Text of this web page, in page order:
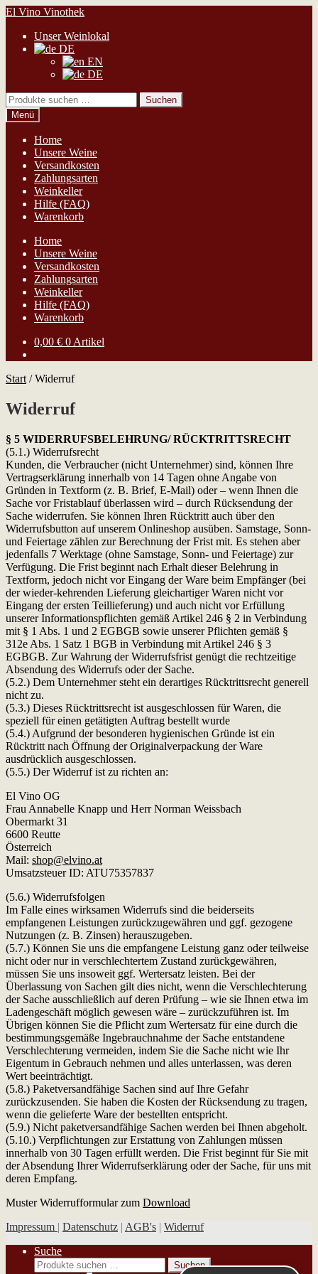
Zur
springen
Zum
springen
El Vino Vinothek
Unser Weinlokal
DE
EN
DE
Suchen
nach:
Suchen
Menü
Home
Unsere Weine
Versandkosten
Zahlungsarten
Weinkeller
Hilfe (FAQ)
Warenkorb
Home
Unsere Weine
Versandkosten
Zahlungsarten
Weinkeller
Hilfe (FAQ)
Warenkorb
0,00 € 0 Artikel
Start /Widerruf
Widerruf
§ 5 WIDERRUFSBELEHRUNG/ RÜCKTRITTSRECHT
(5.1.) Widerrufsrecht
Kunden, die Verbraucher (nicht Unternehmer) sind, können Ihre
Vertragserklärung innerhalb von 14 Tagen ohne Angabe von
Gründen in Textform (z. B. Brief, E-Mail) oder – wenn Ihnen die
Sache vor Fristablauf überlassen wird – durch Rücksendung der
Sache widerrufen. Sie können Ihren Rücktritt auch über den
Widerrufsbutton auf unserem Onlineshop ausüben. Samstage, Sonn-
und Feiertage zählen zur Berechnung der Frist mit. Es stehen aber
jedenfalls 7 Werktage (ohne Samstage, Sonn- und Feiertage) zur
Verfügung. Die Frist beginnt nach Erhalt dieser Belehrung in
Textform, jedoch nicht vor Eingang der Ware beim Empfänger (bei
der wieder-kehrenden Lieferung gleichartiger Waren nicht vor
Eingang der ersten Teillieferung) und auch nicht vor Erfüllung
unserer Informationspflichten gemäß Artikel 246 § 2 in Verbindung
mit § 1 Abs. 1 und 2 EGBGB sowie unserer Pflichten gemäß §
312e Abs. 1 Satz 1 BGB in Verbindung mit Artikel 246 § 3
EGBGB. Zur Wahrung der Widerrufsfrist genügt die rechtzeitige
Absendung des Widerrufs oder der Sache.
(5.2.) Dem Unternehmer steht ein derartiges Rücktrittsrecht generell
nicht zu.
(5.3.) Dieses Rücktrittsrecht ist ausgeschlossen für Waren, die
speziell für einen getätigten Auftrag bestellt wurde
(5.4.) Aufgrund der besonderen hygienischen Gründe ist ein
Rücktritt nach Öffnung der Originalverpackung der Ware
ausdrücklich ausgeschlossen.
(5.5.) Der Widerruf ist zu richten an:
El Vino OG
Frau Annabelle Knapp und Herr Norman Weissbach
Obermarkt 31
6600 Reutte
Österreich
Mail: shop@elvino.at
Umsatzsteuer ID: ATU75357837
(5.6.) Widerrufsfolgen
Im Falle eines wirksamen Widerrufs sind die beiderseits
empfangenen Leistungen zurückzugewähren und ggf. gezogene
Nutzungen (z. B. Zinsen) herauszugeben.
(5.7.) Können Sie uns die empfangene Leistung ganz oder teilweise
nicht oder nur in verschlechtertem Zustand zurückgewähren,
müssen Sie uns insoweit ggf. Wertersatz leisten. Bei der
Überlassung von Sachen gilt dies nicht, wenn die Verschlechterung
der Sache ausschließlich auf deren Prüfung – wie sie Ihnen etwa im
Ladengeschäft möglich gewesen wäre – zurückzuführen ist. Im
Übrigen können Sie die Pflicht zum Wertersatz für eine durch die
bestimmungsgemäße Ingebrauchnahme der Sache entstandene
Verschlechterung vermeiden, indem Sie die Sache nicht wie Ihr
Eigentum in Gebrauch nehmen und alles unterlassen, was deren
Wert beeinträchtigt.
(5.8.) Paketversandfähige Sachen sind auf Ihre Gefahr
zurückzusenden. Sie haben die Kosten der Rücksendung zu tragen,
wenn die gelieferte Ware der bestellten entspricht.
(5.9.) Nicht paketversandfähige Sachen werden bei Ihnen abgeholt.
(5.10.) Verpflichtungen zur Erstattung von Zahlungen müssen
innerhalb von 30 Tagen erfüllt werden. Die Frist beginnt für Sie mit
der Absendung Ihrer Widerrufserklärung oder der Sache, für uns mit
deren Empfang.
Muster Widerrufformular zum Download
Impressum | Datenschutz | AGB's | Widerruf
Suche
Suchen
Suchen